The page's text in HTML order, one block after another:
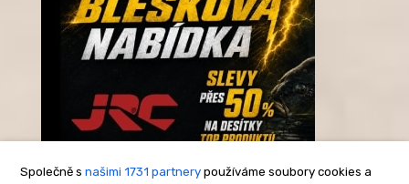
Společně s našimi 1731 partnery používáme soubory cookies a